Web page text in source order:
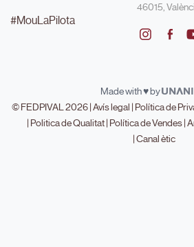
#MouLaPilota
46015,
Made with ♥ by
© FEDPIVAL 2026 |Avís legal | Política de
| Politica de Qualitat| Política de Vendes|
|Canal ètic